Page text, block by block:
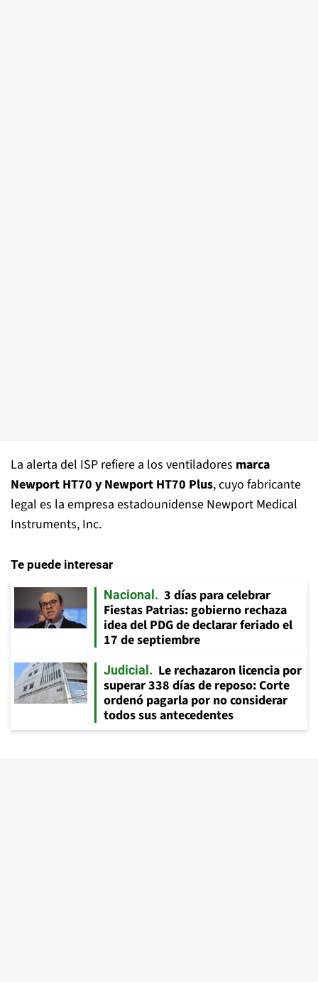
La alerta del ISP refiere a los ventiladores marca
Newport HT70 y Newport HT70 Plus, cuyo fabricante
legal es la empresa estadounidense Newport Medical
Instruments, Inc.
Te puede interesar
Nacional
3 días para celebrar
Fiestas Patrias: gobierno rechaza
idea del PDG de declarar feriado el
17 de septiembre
Judicial
Le rechazaron licencia por
superar 338 días de reposo: Corte
ordenó pagarla por no considerar
todos sus antecedentes